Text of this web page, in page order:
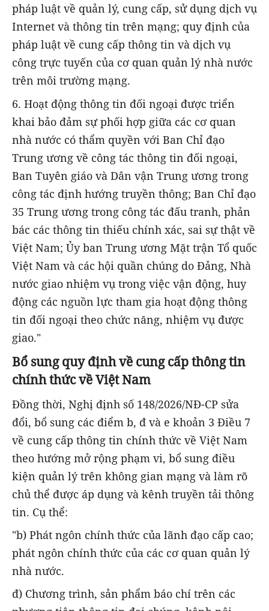
pháp luật về quản lý, cung cấp, sử dụng dịch vụ
Internet và thông tin trên mạng; quy định của
pháp luật về cung cấp thông tin và dịch vụ
công trực tuyến của cơ quan quản lý nhà nước
trên môi trường mạng.
6. Hoạt động thông tin đối ngoại được triển
khai bảo đảm sự phối hợp giữa các cơ quan
nhà nước có thẩm quyền với Ban Chỉ đạo
Trung ương về công tác thông tin đối ngoại,
Ban Tuyên giáo và Dân vận Trung ương trong
công tác định hướng truyền thông; Ban Chỉ đạo
35 Trung ương trong công tác đấu tranh, phản
bác các thông tin thiếu chính xác, sai sự thật về
Việt Nam; Ủy ban Trung ương Mặt trận Tổ quốc
Việt Nam và các hội quần chúng do Đảng, Nhà
nước giao nhiệm vụ trong việc vận động, huy
động các nguồn lực tham gia hoạt động thông
tin đối ngoại theo chức năng, nhiệm vụ được
giao."
Bổ sung quy định về cung cấp thông tin
chính thức về Việt Nam
Đồng thời, Nghị định số 148/2026/NĐ-CP sửa
đổi, bổ sung các điểm b, đ và e khoản 3 Điều 7
về cung cấp thông tin chính thức về Việt Nam
theo hướng mở rộng phạm vi, bổ sung điều
kiện quản lý trên không gian mạng và làm rõ
chủ thể được áp dụng và kênh truyền tải thông
tin. Cụ thể:
"b) Phát ngôn chính thức của lãnh đạo cấp cao;
phát ngôn chính thức của các cơ quan quản lý
nhà nước.
đ) Chương trình, sản phẩm báo chí trên các